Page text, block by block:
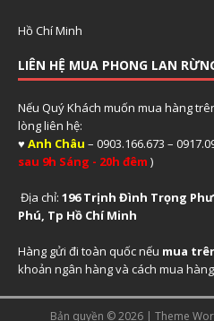
Hồ Chí Minh
LIÊN HỆ MUA PHONG LAN
Nếu Quý Khách muốn mua hàng
lòng liên hệ:
♥ Anh Châu – 0903.166.673 –
sau 9h Sáng - 20h đêm )
Địa chỉ: 196 Trịnh Đình Trọng
Phú, Tp Hồ Chí Minh
Hàng gửi đi toàn quốc nếu mua
khoản ngân hàng và cách mua
Bản quyền © 2026 | Theme